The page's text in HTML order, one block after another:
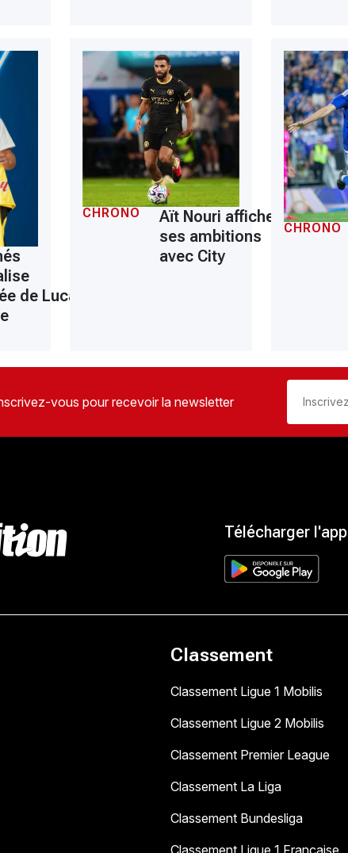
de Luca
CHRONO
Aït Nouri affiche
ses ambitions
avec City
CHRONO
vous pour recevoir la newsletter
Télécharger l'app
Classement
Classement Ligue 1 Mobilis
Classement Ligue 2 Mobilis
Classement Premier League
Classement La Liga
Classement Bundesliga
Classement Ligue 1 Française